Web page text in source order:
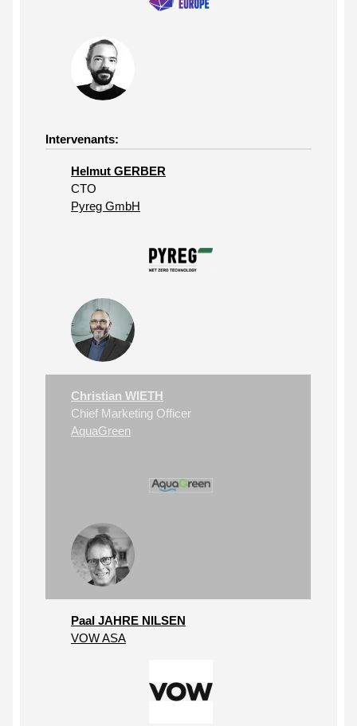
Intervenants:
Helmut GERBER
CTO
Pyreg GmbH
Christian WIETH
Chief Marketing Officer
AquaGreen
Paal JAHRE NILSEN
VOW ASA